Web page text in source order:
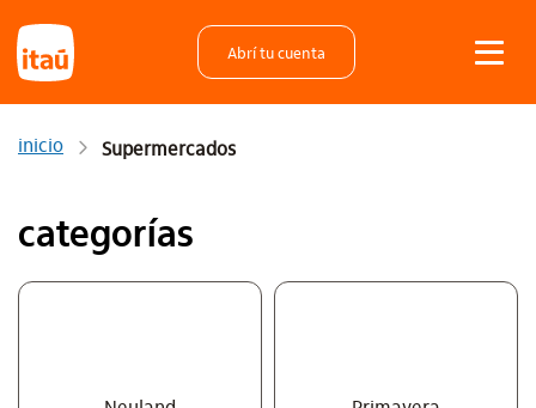
Abrí tu cuenta
inicio Supermercados
categorías